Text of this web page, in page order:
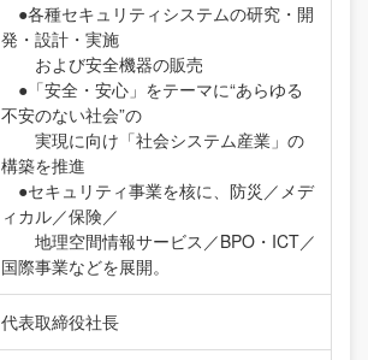
●各種セキュリティシステムの研究・開
発・設計・実施
および安全機器の販売
●「安全・安心」をテーマに“あらゆる
不安のない社会”の
実現に向け「社会システム産業」の
構築を推進
●セキュリティ事業を核に、防災／メデ
ィカル／保険／
地理空間情報サービス／BPO・ICT／
国際事業などを展開。
代表取締役社長